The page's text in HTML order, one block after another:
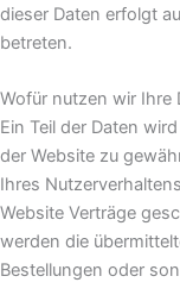
dieser Daten erfolgt
betreten.
Wofür nutzen wir Ihre
Ein Teil der Daten
der Website zu
Ihres
Website Verträge
werden die
Bestellungen oder